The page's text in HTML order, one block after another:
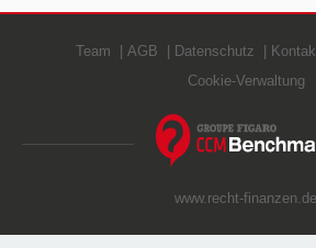
Team AGB Datenschutz
Cookie-Verwaltung
www.recht-finanzen.de